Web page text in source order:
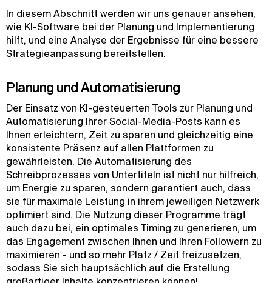
In diesem Abschnitt werden wir uns genauer ansehen,
wie KI-Software bei der Planung und Implementierung
hilft, und eine Analyse der Ergebnisse für eine bessere
Strategieanpassung bereitstellen.
Planung und Automatisierung
Der Einsatz von KI-gesteuerten Tools zur Planung und
Automatisierung Ihrer Social-Media-Posts kann es
Ihnen erleichtern, Zeit zu sparen und gleichzeitig eine
konsistente Präsenz auf allen Plattformen zu
gewährleisten. Die Automatisierung des
Schreibprozesses von Untertiteln ist nicht nur hilfreich,
um Energie zu sparen, sondern garantiert auch, dass
sie für maximale Leistung in ihrem jeweiligen Netzwerk
optimiert sind. Die Nutzung dieser Programme trägt
auch dazu bei, ein optimales Timing zu generieren, um
das Engagement zwischen Ihnen und Ihren Followern zu
maximieren - und so mehr Platz / Zeit freizusetzen,
sodass Sie sich hauptsächlich auf die Erstellung